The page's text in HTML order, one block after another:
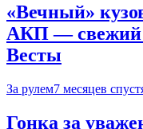
«Вечный»
АКП — свежий
Весты
За рулем7 месяцев
Гонка за